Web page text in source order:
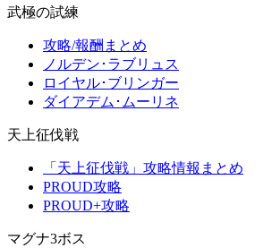
武極の試練
攻略/報酬まとめ
ノルデン･ラブリュス
ロイヤル･ブリンガー
ダイアデム･ムーリネ
天上征伐戦
「天上征伐戦」攻略情報まとめ
PROUD攻略
PROUD+攻略
マグナ3ボス